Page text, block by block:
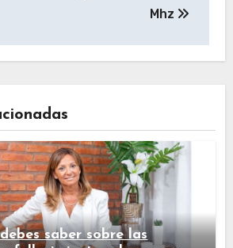
Mhz
saber sobre las